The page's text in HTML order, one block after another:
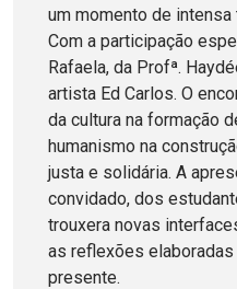
um momento de
Com a participação
Rafaela, da Profª.
artista Ed Carlos. O
da cultura na formação
humanismo na
justa e solidária. A
convidado, dos
trouxera novas
as reflexões
presente.